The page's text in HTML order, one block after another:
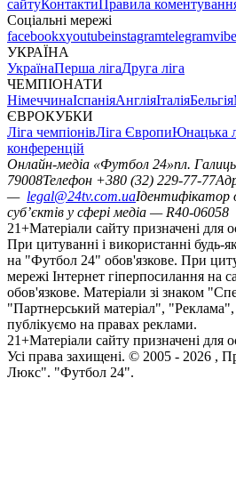
сайтуКонтактиПравила
Соціальні мережі
facebookxyoutubeinstagramtelegram
УКРАЇНА
УкраїнаПерша лігаДруга ліга
ЧЕМПІОНАТИ
НімеччинаІспаніяАнгліяІталіяБельгія
ЄВРОКУБКИ
Ліга чемпіонівЛіга ЄвропиЮнацька
конференцій
Онлайн-медіа «Футбол 24»пл.
79008Телефон +380 (32) 229-77-77
— legal@24tv.com.uaІдентифікатор
суб’єктів у сфері медіа — R40-06058
21+Матеріали сайту призначені для
При цитуванні і використанні будь-
на "Футбол 24" обов'язкове. При
мережі Інтернет гіперпосилання на
обов'язкове. Матеріали зі знаком
"Партнерський матеріал",
публікуємо на правах реклами.
21+Матеріали сайту призначені для
Усi права захищенi. © 2005 - 2026 ,
Люкс". "Футбол 24".